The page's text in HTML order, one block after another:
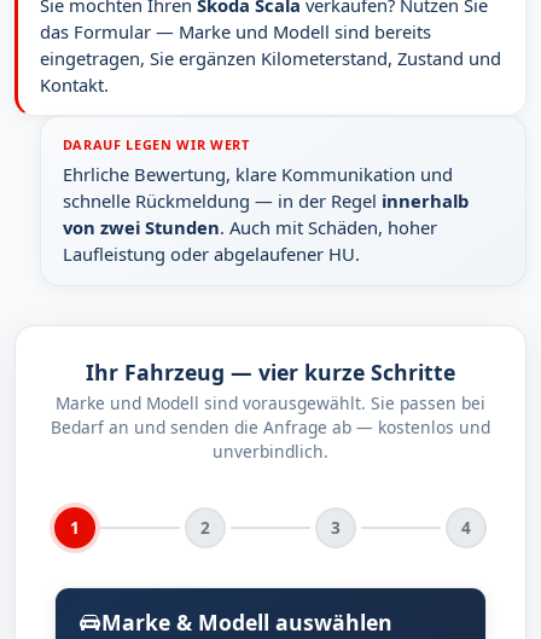
das Formular — Marke und Modell sind bereits
eingetragen, Sie ergänzen Kilometerstand, Zustand und
Kontakt.
DARAUF LEGEN WIR WERT
Ehrliche Bewertung, klare Kommunikation und
schnelle Rückmeldung — in der Regel innerhalb
von zwei Stunden. Auch mit Schäden, hoher
Laufleistung oder abgelaufener HU.
Ihr Fahrzeug — vier kurze Schritte
Marke und Modell sind vorausgewählt. Sie passen bei
Bedarf an und senden die Anfrage ab — kostenlos und
unverbindlich.
1 2 3 4
Marke & Modell auswählen